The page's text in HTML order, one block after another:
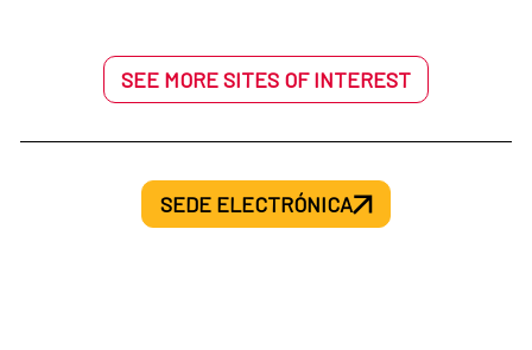
SEE MORE SITES OF INTEREST
SEDE ELECTRÓNICA